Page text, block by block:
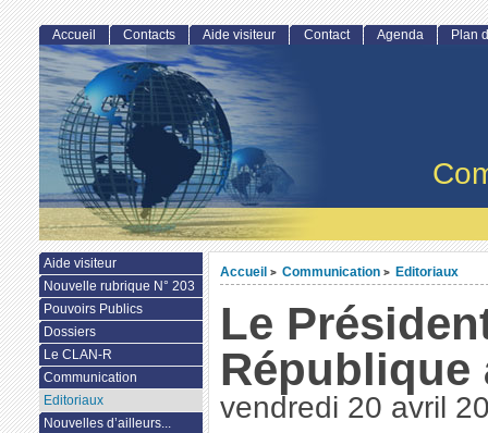
Accueil > Communication > Editoriaux
Le
République
vendredi 20 avril
Accueil Contacts Aide visiteur Contact Agenda Plan
Aide visiteur
Nouvelle rubrique N° 203
Pouvoirs Publics
Dossiers
Le CLAN-R
Communication
Editoriaux
Nouvelles d’ailleurs...